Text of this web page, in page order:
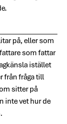
på, eller som
som fattar
istället
från fråga till
sitter på
inte vet hur de